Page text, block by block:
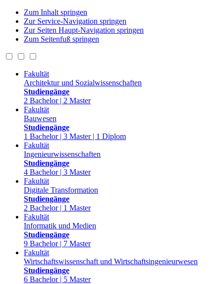
Zum Inhalt springen
Zur Service-Navigation springen
Zur Seiten Haupt-Navigation springen
Zum Seitenfuß springen
Fakultät
Architektur und Sozialwissenschaften
Studiengänge
2 Bachelor | 2 Master
Fakultät
Bauwesen
Studiengänge
1 Bachelor | 3 Master | 1 Diplom
Fakultät
Ingenieurwissenschaften
Studiengänge
4 Bachelor | 3 Master
Fakultät
Digitale Transformation
Studiengänge
2 Bachelor | 1 Master
Fakultät
Informatik und Medien
Studiengänge
9 Bachelor | 7 Master
Fakultät
Wirtschaftswissenschaft und Wirtschaftsingenieurwesen
Studiengänge
6 Bachelor | 5 Master